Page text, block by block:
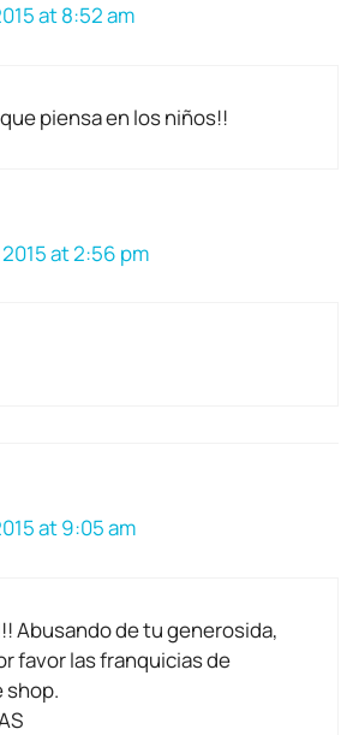
at 8:52 am
piensa en los niños!!
at 2:56 pm
at 9:05 am
Abusando de tu generosida,
favor las franquicias de
shop.